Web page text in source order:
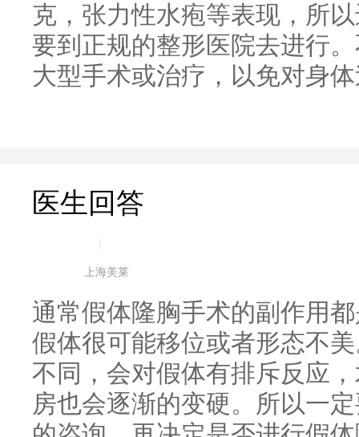
克，张力性水疱等表现，所
要到正规的整形医院去进行
大型手术或治疗，以免对身
医生回答
上海美莱
通常假体隆胸手术的副作用
假体很可能移位或者形态不
不同，会对假体有排斥反应
房也会逐渐的变硬。所以一